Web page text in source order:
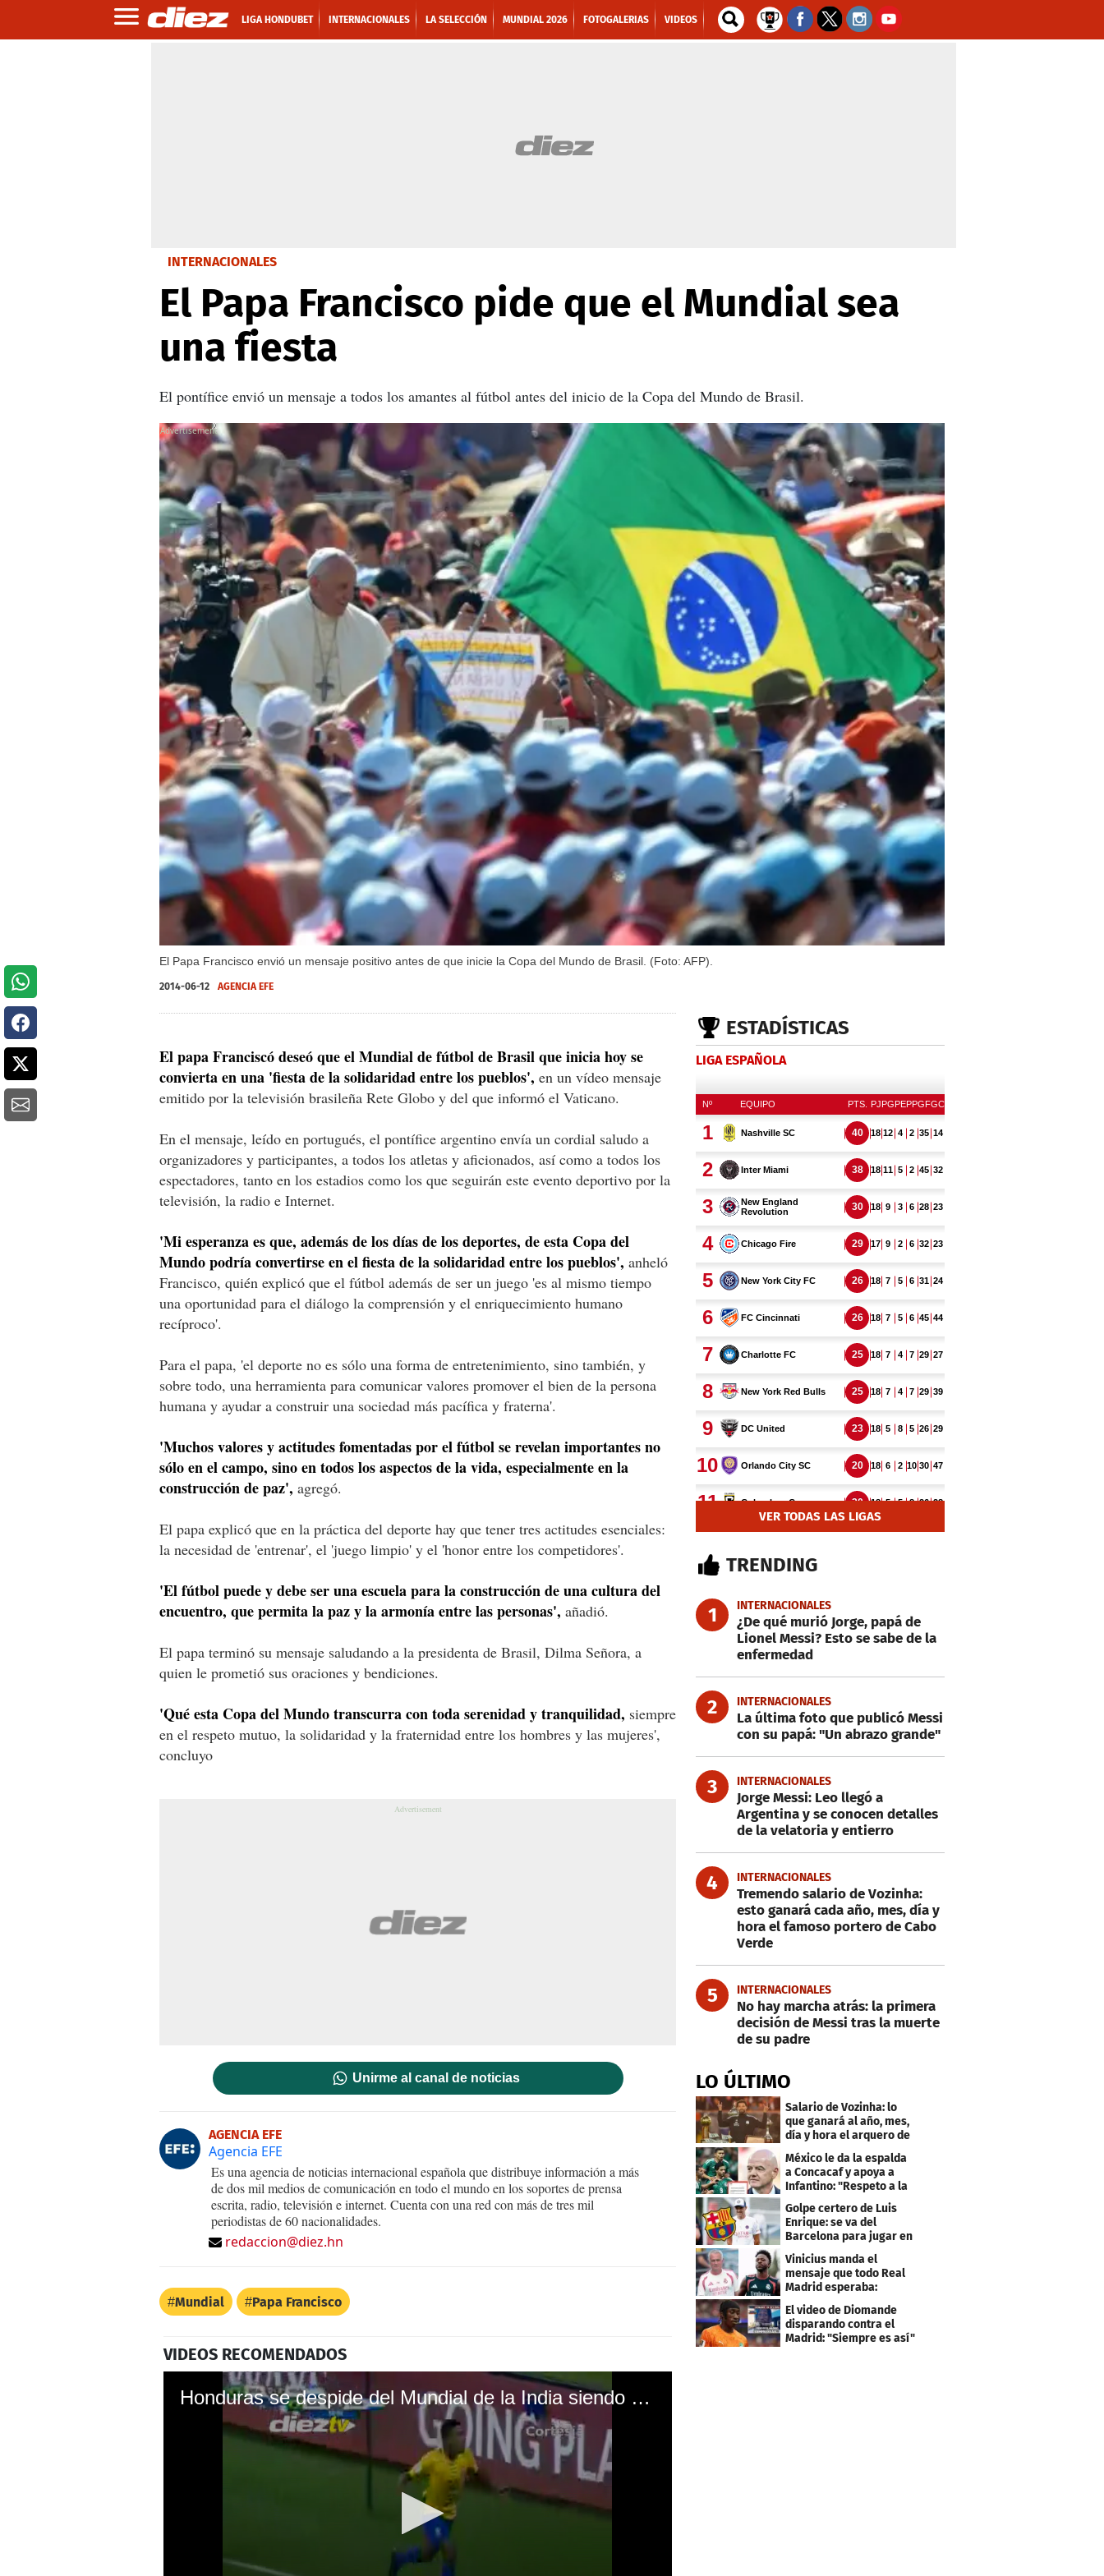
LIGA HONDUBET INTERNACIONALES LA SELECCIÓN MUNDIAL 2026 FOTOGALERIAS VIDEOS
INTERNACIONALES
El Papa Francisco pide que el Mundial sea
una fiesta
El pontífice envió un mensaje a todos los amantes al fútbol antes del inicio de la Copa del Mundo de Brasil.
El Papa Francisco envió un mensaje positivo antes de que inicie la Copa del Mundo de Brasil. (Foto: AFP).
X
2014-06-12 AGENCIA EFE
El papa Franciscó deseó que el Mundial de fútbol de Brasil que inicia hoy se
convierta en una 'fiesta de la solidaridad entre los pueblos', en un vídeo mensaje
emitido por la televisión brasileña Rete Globo y del que informó el Vaticano.
En el mensaje, leído en portugués, el pontífice argentino envía un cordial saludo a
organizadores y participantes, a todos los atletas y aficionados, así como a todos los
espectadores, tanto en los estadios como los que seguirán este evento deportivo por la
televisión, la radio e Internet.
'Mi esperanza es que, además de los días de los deportes, de esta Copa del
Mundo podría convertirse en el fiesta de la solidaridad entre los pueblos', anheló
Francisco, quién explicó que el fútbol además de ser un juego 'es al mismo tiempo
una oportunidad para el diálogo la comprensión y el enriquecimiento humano
recíproco'.
Para el papa, 'el deporte no es sólo una forma de entretenimiento, sino también, y
sobre todo, una herramienta para comunicar valores promover el bien de la persona
humana y ayudar a construir una sociedad más pacífica y fraterna'.
'Muchos valores y actitudes fomentadas por el fútbol se revelan importantes no
sólo en el campo, sino en todos los aspectos de la vida, especialmente en la
construcción de paz', agregó.
El papa explicó que en la práctica del deporte hay que tener tres actitudes esenciales:
la necesidad de 'entrenar', el 'juego limpio' y el 'honor entre los competidores'.
'El fútbol puede y debe ser una escuela para la construcción de una cultura del
encuentro, que permita la paz y la armonía entre las personas', añadió.
El papa terminó su mensaje saludando a la presidenta de Brasil, Dilma Señora, a
quien le prometió sus oraciones y bendiciones.
'Qué esta Copa del Mundo transcurra con toda serenidad y tranquilidad, siempre
en el respeto mutuo, la solidaridad y la fraternidad entre los hombres y las mujeres',
concluyo
Unirme al canal de noticias
AGENCIA EFE
Agencia EFE
Es una agencia de noticias internacional española que distribuye información a más
de dos mil medios de comunicación en todo el mundo en los soportes de prensa
escrita, radio, televisión e internet. Cuenta con una red con más de tres mil
periodistas de 60 nacionalidades.
redaccion@diez.hn
Mundial Papa Francisco
VIDEOS RECOMENDADOS
Honduras se despide del Mundial de la India siendo goleado por Brasil Honduras se despide del Mundial de la India siendo goleado por Brasil
ESTADÍSTICAS
LIGA ESPAÑOLA
VER TODAS LAS LIGAS
TRENDING
1 INTERNACIONALES
¿De qué murió Jorge, papá de
Lionel Messi? Esto se sabe de la
enfermedad
2 INTERNACIONALES
La última foto que publicó Messi
con su papá: "Un abrazo grande"
3 INTERNACIONALES
Jorge Messi: Leo llegó a
Argentina y se conocen detalles
de la velatoria y entierro
4 INTERNACIONALES
Tremendo salario de Vozinha:
esto ganará cada año, mes, día y
hora el famoso portero de Cabo
Verde
5 INTERNACIONALES
No hay marcha atrás: la primera
decisión de Messi tras la muerte
de su padre
LO ÚLTIMO
Salario de Vozinha: lo
que ganará al año, mes,
día y hora el arquero de
Cabo Verde
México le da la espalda
a Concacaf y apoya a
Infantino: "Respeto a la
gobernanza"
Golpe certero de Luis
Enrique: se va del
Barcelona para jugar en
el PSG
Vinicius manda el
mensaje que todo Real
Madrid esperaba:
"Mourinho..."
El video de Diomande
disparando contra el
Madrid: "Siempre es así"